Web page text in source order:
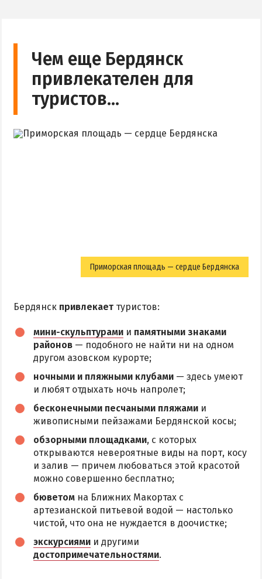
Чем еще Бердянск
привлекателен для
туристов…
Приморская площадь — сердце Бердянска
Бердянск привлекает туристов:
мини-скульптурами и памятными знаками
районов — подобного не найти ни на одном
другом азовском курорте;
ночными и пляжными клубами — здесь умеют
и любят отдыхать ночь напролет;
бесконечными песчаными пляжами и
живописными пейзажами Бердянской косы;
обзорными площадками, с которых
открываются невероятные виды на порт, косу
и залив — причем любоваться этой красотой
можно совершенно бесплатно;
бюветом на Ближних Макортах с
артезианской питьевой водой — настолько
чистой, что она не нуждается в доочистке;
экскурсиями и другими
достопримечательностями.